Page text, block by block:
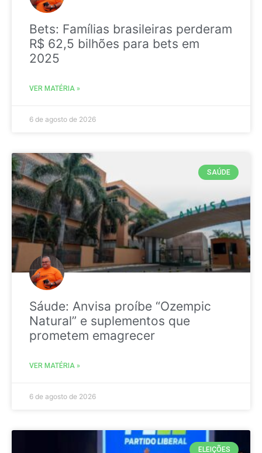
Bets: Famílias brasileiras perderam
R$ 62,5 bilhões para bets em
2025
VER MATÉRIA »
6 de agosto de 2026
SAÚDE
Sáude: Anvisa proíbe “Ozempic
Natural” e suplementos que
prometem emagrecer
VER MATÉRIA »
6 de agosto de 2026
ELEIÇÕES